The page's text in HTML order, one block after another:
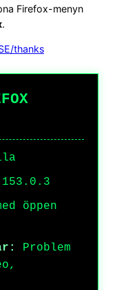
Firefox-menyn
.
thanks
öppen
Problem